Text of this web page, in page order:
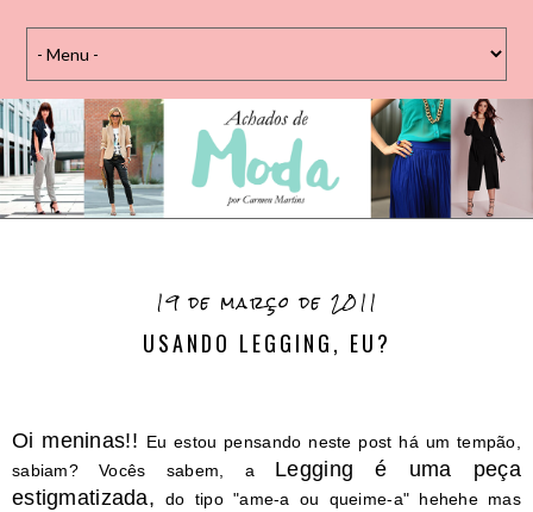
19 de março de 2011
USANDO LEGGING, EU?
Oi meninas!! Eu estou pensando neste post há um tempão,
sabiam? Vocês sabem, a Legging é uma peça
estigmatizada,do tipo "ame-a ou queime-a" hehehe mas